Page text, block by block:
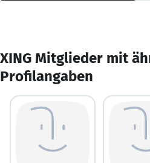
XING Mitglieder mit
Profilangaben